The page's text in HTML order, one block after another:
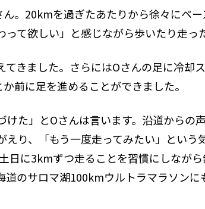
。20kmを過ぎたあたりから徐々にペ
て欲しい」と感じながら歩いたり走っ
きました。さらにはOさんの足に冷却
前に足を進めることができました。
た」とOさんは言います。沿道からの
り、「もう一度走ってみたい」という
日に3kmずつ走ることを習慣にしなが
のサロマ湖100kmウルトラマラソンに